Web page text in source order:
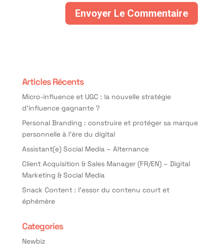
Articles Récents
Micro-influence et UGC : la nouvelle stratégie
d’influence gagnante ?
Personal Branding : construire et protéger sa marque
personnelle à l’ère du digital
Assistant(e) Social Media – Alternance
Client Acquisition & Sales Manager (FR/EN) – Digital
Marketing & Social Media
Snack Content : l’essor du contenu court et
éphémère
Categories
Newbiz